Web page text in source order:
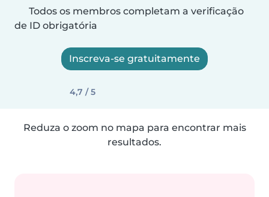
Todos os membros completam a verificação
de ID obrigatória
Inscreva-se gratuitamente
4,7 / 5
Reduza o zoom no mapa para encontrar mais
resultados.